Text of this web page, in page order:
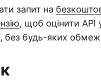
запит на
, щоб оцінити API
без будь-яких